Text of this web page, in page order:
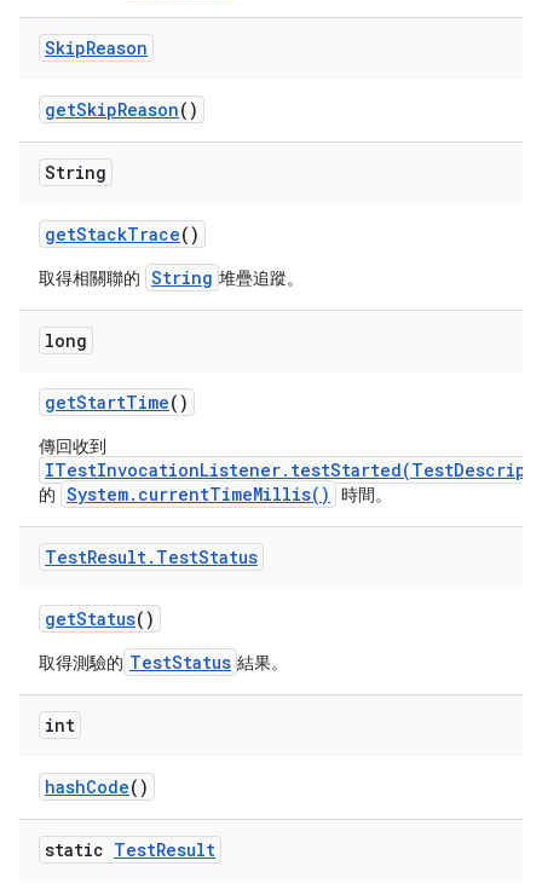
SkipReason
getSkipReason()
String
getStackTrace()
取得相關聯的 String 堆疊追蹤。
long
getStartTime()
傳回收到
的 System.currentTimeMillis() 時間。
TestResult. TestStatus
getStatus()
取得測驗的 TestStatus 結果。
int
hashCode()
static TestResult